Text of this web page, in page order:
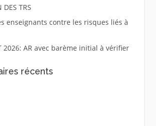
DES TRS
enseignants contre les risques liés à
2026: AR avec barème initial à vérifier
récents